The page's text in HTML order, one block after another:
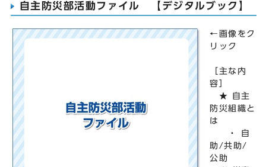
自主防災部活動ファイル 【デジタルブック】
←画像をク
リック
［主な内
容］
★ 自主
防災組織と
は
・ 自
助/共助/
公助